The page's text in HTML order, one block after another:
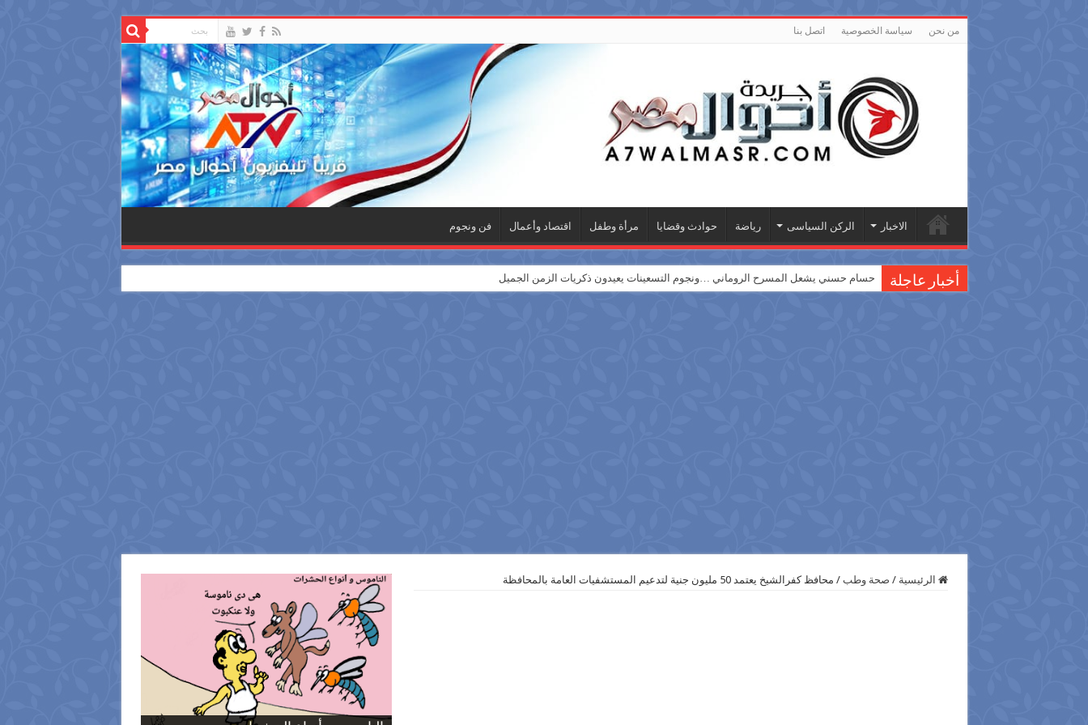
من نحن سياسة الخصوصية اتصل بنا
الاخبار الركن السياسى رياضة حوادث وقضايا مرأة وطفل اقتصاد وأعمال فن ونجوم
أخبار عاجلة حسام حسني يشعل المسرح الروماني …ونجوم التسعينات يعيدون ذكريات الزمن الجميل
الرئيسية / صحة وطب / محافظ كفرالشيخ يعتمد 50 مليون جنية لتدعيم المستشفيات العامة بالمحافظة